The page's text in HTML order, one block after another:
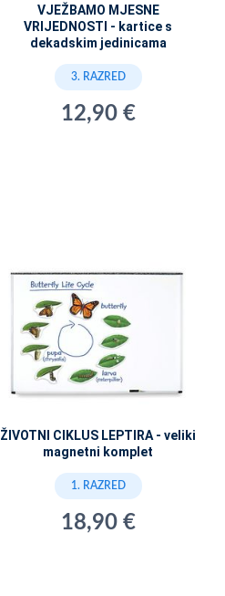
VJEŽBAMO MJESNE
VRIJEDNOSTI - kartice s
dekadskim jedinicama
3. RAZRED
12,90 €
ŽIVOTNI CIKLUS LEPTIRA - veliki
magnetni komplet
1. RAZRED
18,90 €